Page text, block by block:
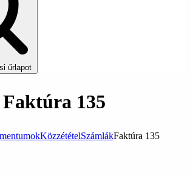
űrlapot
Faktúra 135
KözzétételSzámlákFaktúra 135